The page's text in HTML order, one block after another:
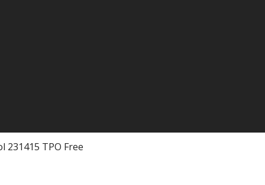
231415 TPO Free